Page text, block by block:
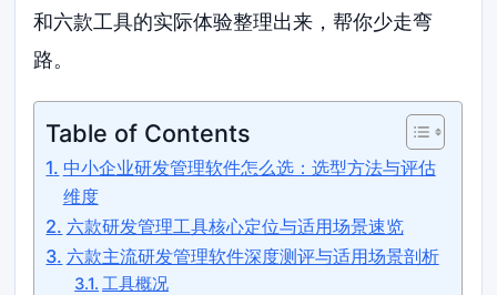
和六款工具的实际体验整理出来，帮你少走弯
路。
Table of Contents
中小企业研发管理软件怎么选：选型方法与评估
维度
六款研发管理工具核心定位与适用场景速览
六款主流研发管理软件深度测评与适用场景剖析
工具概况